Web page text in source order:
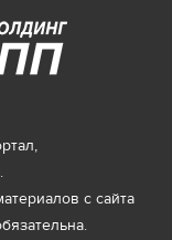
с сайта